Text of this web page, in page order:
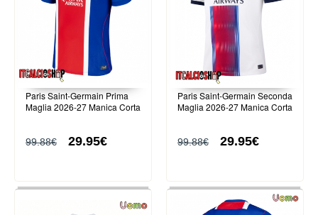
Paris Saint-Germain Prima
Maglia 2026-27 Manica Corta
99.88€ 29.95€
Paris Saint-Germain Seconda
Maglia 2026-27 Manica Corta
99.88€ 29.95€